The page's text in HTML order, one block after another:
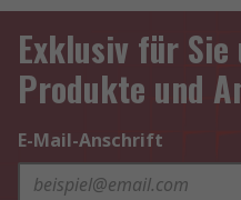
Exklusiv für Sie
Produkte und
E-Mail-Anschrift